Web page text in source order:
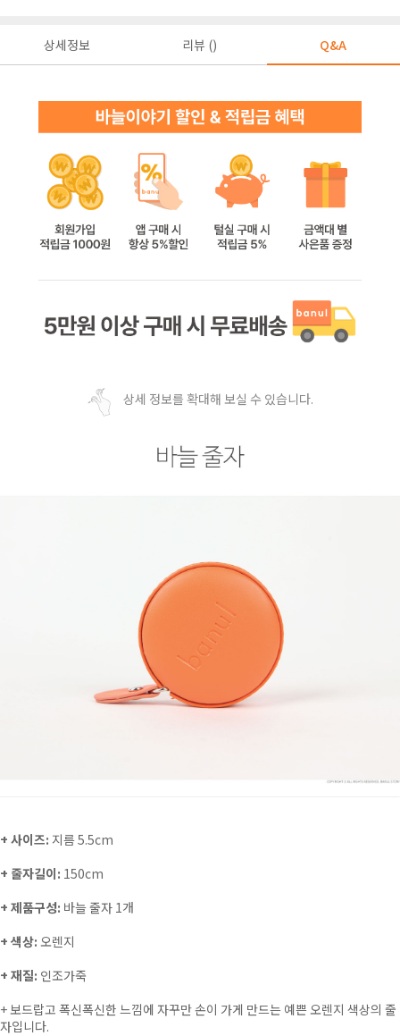
상세정보 리뷰 () Q&A
상세 정보를 확대해 보실 수 있습니다.
+ 사이즈: 지름 5.5cm
+ 줄자길이: 150cm
+ 제품구성: 바늘 줄자 1개
+ 색상: 오렌지
+ 재질: 인조가죽
+보드랍고 폭신폭신한 느낌에 자꾸만 손이 가게 만드는 예쁜 오렌지 색상의 줄
자입니다.